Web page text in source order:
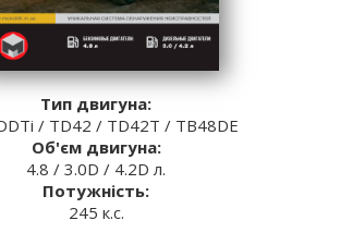
Тип двигуна:
/ TD42 / TD42T / TB48DE
Об'єм двигуна:
4.8 / 3.0D / 4.2D л.
Потужність:
245 к.с.